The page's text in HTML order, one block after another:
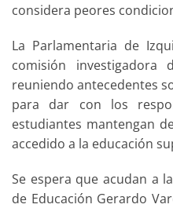
considera peores
La Parlamentaria de
comisión investigadora
reuniendo antecedentes
para dar con los
estudiantes mantengan
accedido a la educación
Se espera que acudan a
de Educación Gerardo